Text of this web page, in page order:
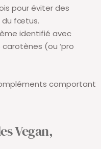
pour éviter des
du fœtus.
identifié avec
(ou ‘pro
comportant
Vegan,